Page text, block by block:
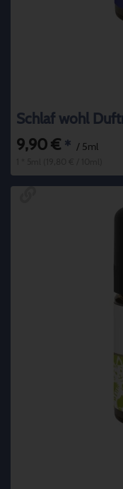
Schlaf wohl
9,90 € * / 5ml